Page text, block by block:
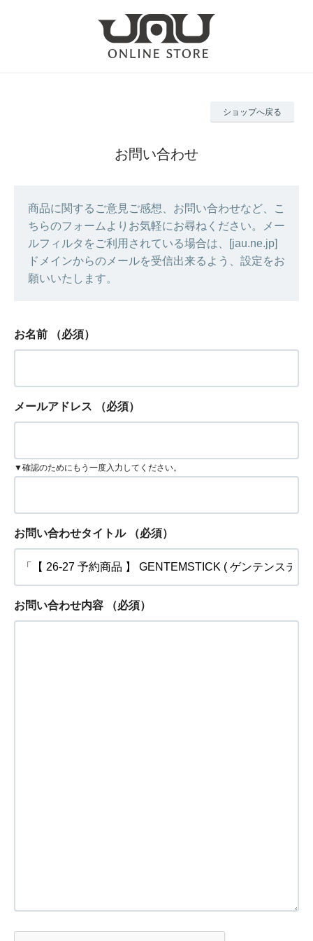
ショップへ戻る
お問い合わせ
商品に関するご意見ご感想、お問い合わせなど、こ
ちらのフォームよりお気軽にお尋ねください。メー
ルフィルタをご利用されている場合は、[jau.ne.jp]
ドメインからのメールを受信出来るよう、設定をお
願いいたします。
お名前 （必須）
メールアドレス （必須）
▼確認のためにもう一度入力してください。
お問い合わせタイトル （必須）
お問い合わせ内容 （必須）